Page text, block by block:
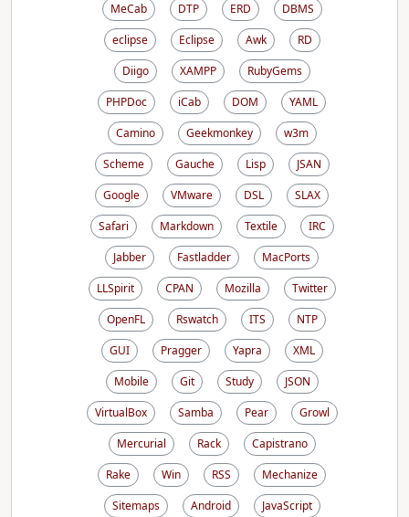
MeCab
DTP ERD
DBMS
eclipse
Eclipse Awk
RD
Diigo
XAMPP
RubyGems
PHPDoc
iCab DOM
YAML
Camino
Geekmonkey
w3m
Scheme
Gauche Lisp
JSAN
Google
VMware DSL
SLAX
Safari
Markdown Textile
IRC
Jabber
Fastladder
MacPorts
LLSpirit
CPAN Mozilla
Twitter
OpenFL
Rswatch ITS
NTP
GUI
Pragger Yapra
XML
Mobile
Git Study
JSON
VirtualBox
Samba Pear
Growl
Mercurial
Rack
Capistrano
Rake
Win RSS
Mechanize
Sitemaps
Android
JavaScript